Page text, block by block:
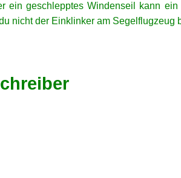
geschlepptes Windenseil kann
nicht der Einklinker am Segelflugzeug